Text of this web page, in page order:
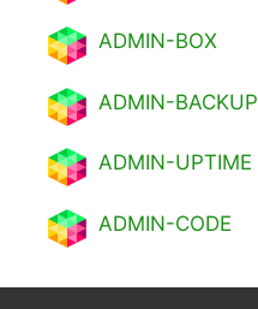
ADMIN-BOX
ADMIN-BACKUP
ADMIN-UPTIME
ADMIN-CODE